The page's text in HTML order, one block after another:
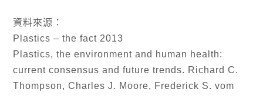
資料來源：
Plastics – the fact 2013
Plastics, the environment and human health:
current consensus and future trends. Richard C.
Thompson, Charles J. Moore, Frederick S. vom